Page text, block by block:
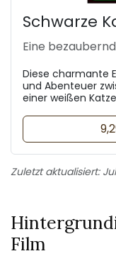
Schwarze
Eine
Diese charmante
und Abenteuer
einer weißen
Zuletzt aktualisiert:
Film